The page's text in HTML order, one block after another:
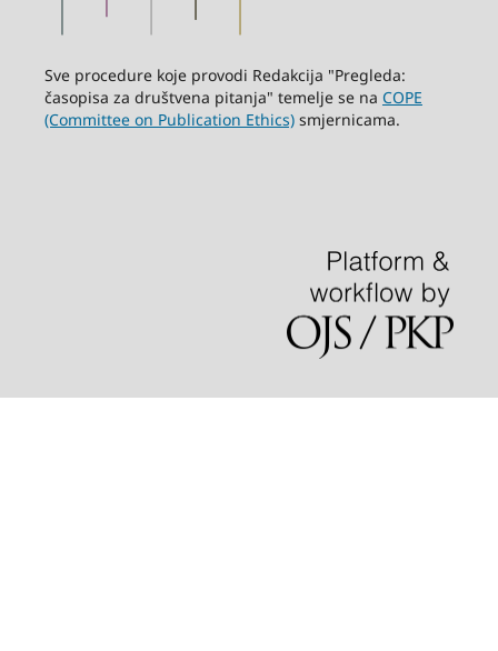
Sve procedure koje provodi Redakcija "Pregleda:
časopisa za društvena pitanja" temelje se na COPE
(Committee on Publication Ethics)smjernicama.